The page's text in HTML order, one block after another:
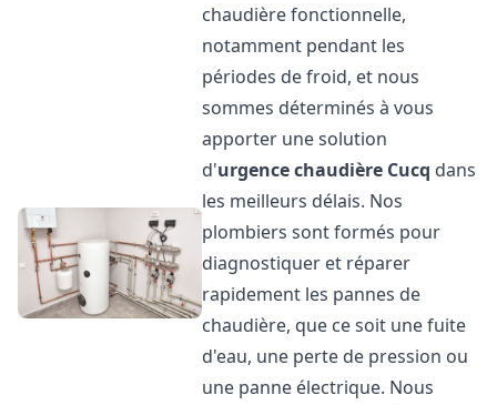
chaudière fonctionnelle,
notamment pendant les
périodes de froid, et nous
sommes déterminés à vous
apporter une solution
d'urgence chaudière Cucq dans
les meilleurs délais. Nos
plombiers sont formés pour
diagnostiquer et réparer
rapidement les pannes de
chaudière, que ce soit une fuite
d'eau, une perte de pression ou
une panne électrique. Nous